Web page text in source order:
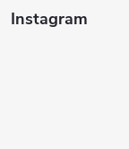
Instagram